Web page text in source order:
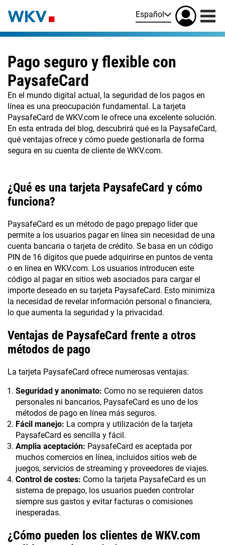
Español
Pago seguro y flexible con
PaysafeCard
En el mundo digital actual, la seguridad de los pagos en
línea es una preocupación fundamental. La tarjeta
PaysafeCard de WKV.com le ofrece una excelente solución.
En esta entrada del blog, descubrirá qué es la PaysafeCard,
qué ventajas ofrece y cómo puede gestionarla de forma
segura en su cuenta de cliente de WKV.com.
¿Qué es una tarjeta PaysafeCard y cómo
funciona?
PaysafeCard es un método de pago prepago líder que
permite a los usuarios pagar en línea sin necesidad de una
cuenta bancaria o tarjeta de crédito. Se basa en un código
PIN de 16 dígitos que puede adquirirse en puntos de venta
o en línea en WKV.com. Los usuarios introducen este
código al pagar en sitios web asociados para cargar el
importe deseado en su tarjeta PaysafeCard. Esto minimiza
la necesidad de revelar información personal o financiera,
lo que aumenta la seguridad y la privacidad.
Ventajas de PaysafeCard frente a otros
métodos de pago
La tarjeta PaysafeCard ofrece numerosas ventajas:
Seguridad y anonimato: Como no se requieren datos
personales ni bancarios, PaysafeCard es uno de los
métodos de pago en línea más seguros.
Fácil manejo: La compra y utilización de la tarjeta
PaysafeCard es sencilla y fácil.
Amplia aceptación: PaysafeCard es aceptada por
muchos comercios en línea, incluidos sitios web de
juegos, servicios de streaming y proveedores de viajes.
Control de costes: Como la tarjeta PaysafeCard es un
sistema de prepago, los usuarios pueden controlar
siempre sus gastos y evitar facturas o comisiones
inesperadas.
¿Cómo pueden los clientes de WKV.com